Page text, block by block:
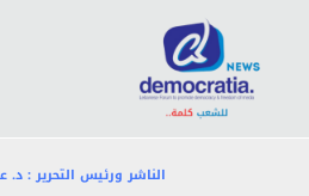
المحتوى
الناشر ورئيس التحرير : د.